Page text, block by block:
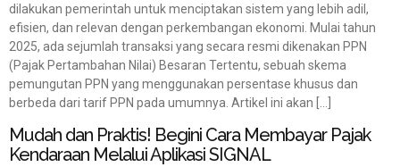
dilakukan pemerintah untuk menciptakan sistem yang lebih adil,
efisien, dan relevan dengan perkembangan ekonomi. Mulai tahun
2025, ada sejumlah transaksi yang secara resmi dikenakan PPN
(Pajak Pertambahan Nilai) Besaran Tertentu, sebuah skema
pemungutan PPN yang menggunakan persentase khusus dan
berbeda dari tarif PPN pada umumnya. Artikel ini akan […]
Mudah dan Praktis! Begini Cara Membayar Pajak
Kendaraan Melalui Aplikasi SIGNAL